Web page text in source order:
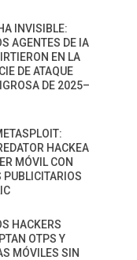
INVISIBLE:
AGENTES DE IA
EN LA
DE ATAQUE
DE 2025–
HACKEA
MÓVIL CON
PUBLICITARIOS
HACKERS
OTPS Y
MÓVILES SIN